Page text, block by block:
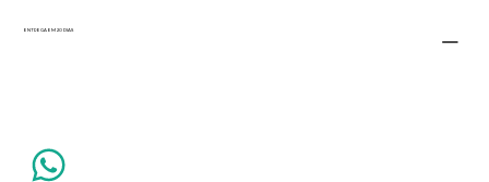
ENTREGA EM 20 DIAS